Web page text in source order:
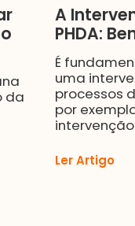
da
A
PHDA:
É
uma
processos
por
Ler Artigo